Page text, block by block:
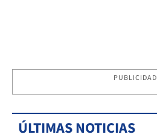
PUBLICIDAD
ÚLTIMAS NOTICIAS